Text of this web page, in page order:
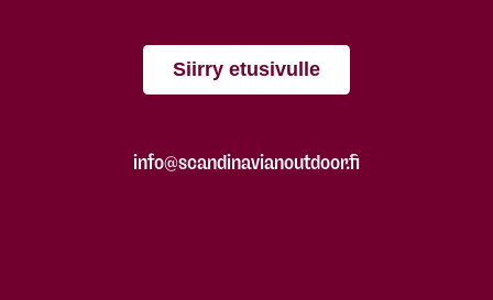
Siirry etusivulle
info@scandinavianoutdoor.fi